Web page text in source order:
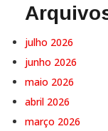
julho 2026
junho 2026
maio 2026
abril 2026
março 2026